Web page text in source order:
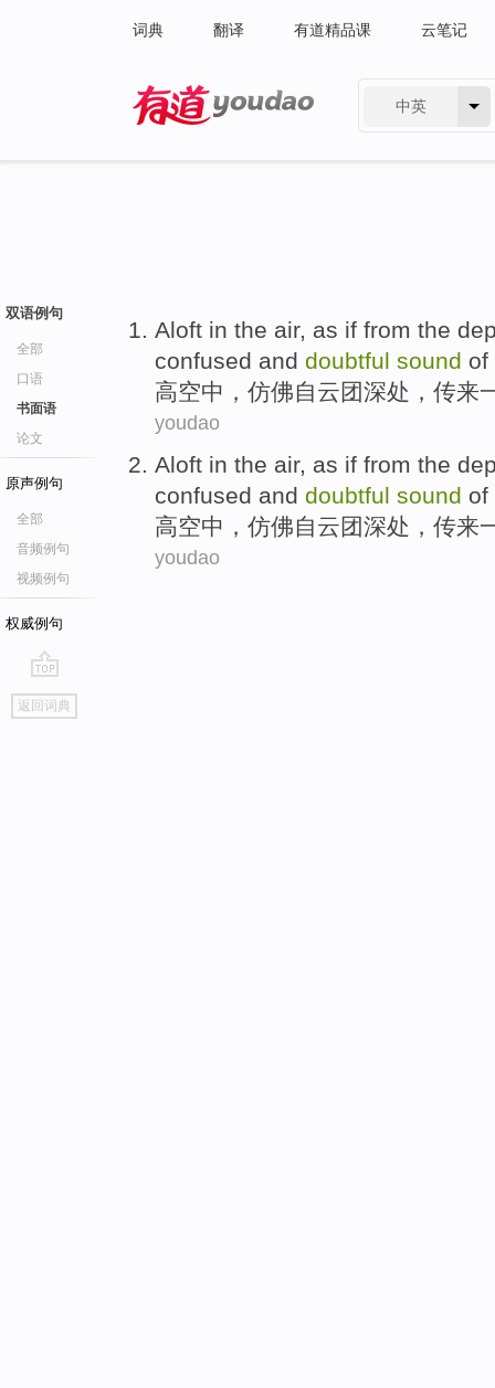
词典 翻译 有道精品课 云笔记
中英
双语例句
全部
口语
书面语
论文
原声例句
全部
音频例句
视频例句
权威例句
go
top
返回词典
Aloft in the air, as if from the
confused and doubtful sound of
高空中 ， 仿佛自云团深处 ， 传来
youdao
Aloft in the air, as if from the
confused and doubtful sound of
高空中 ， 仿佛自云团深处 ， 传来
youdao